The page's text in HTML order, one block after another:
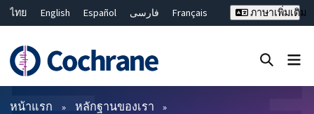
ไทย English Español فارسی
Français
Bahasa Malaysia
繁體中文 简体中文
ภาษาเพิ่มเติม
ตัวกรอง
หน้าแรก หลักฐานของเรา